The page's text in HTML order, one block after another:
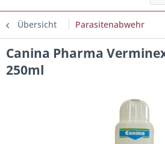
Übersicht Parasitenabwehr
Canina Pharma
250ml